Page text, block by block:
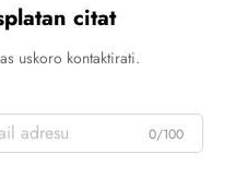
citat
uskoro kontaktirati.
0/100